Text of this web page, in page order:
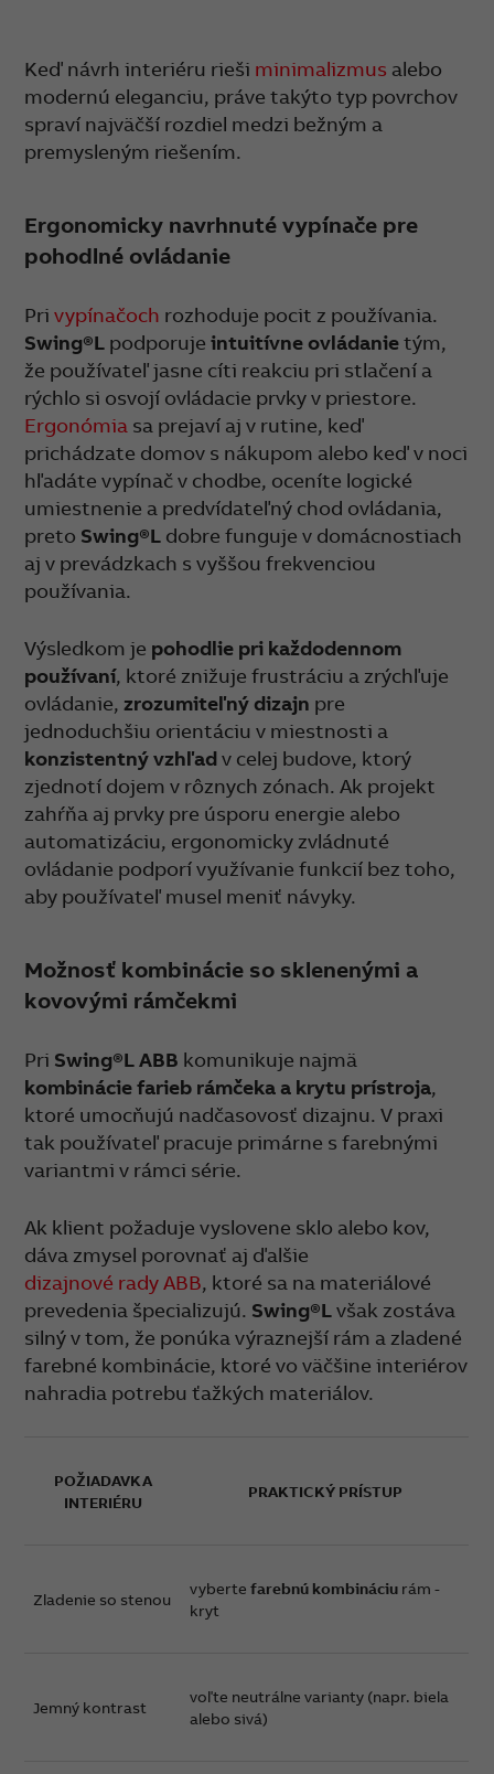
Keď návrh interiéru rieši minimalizmus alebo
modernú eleganciu, práve takýto typ povrchov
spraví najväčší rozdiel medzi bežným a
premysleným riešením.
Ergonomicky navrhnuté vypínače pre
pohodlné ovládanie
Privypínačoch rozhoduje pocit z používania.
Swing®L podporujeintuitívne ovládanietým,
že používateľ jasne cíti reakciu pri stlačení a
rýchlo si osvojí ovládacie prvky v priestore.
Ergonómia sa prejaví aj v rutine, keď
prichádzate domov s nákupom alebo keď v noci
hľadáte vypínač v chodbe, oceníte logické
umiestnenie a predvídateľný chod ovládania,
preto Swing®L dobre funguje v domácnostiach
aj v prevádzkach s vyššou frekvenciou
používania.
Výsledkom je pohodlie pri každodennom
používaní, ktoré znižuje frustráciu a zrýchľuje
ovládanie,zrozumiteľný dizajn pre
jednoduchšiu orientáciu v miestnosti a
konzistentný vzhľadv celej budove, ktorý
zjednotí dojem v rôznych zónach. Ak projekt
zahŕňa aj prvky pre úsporu energie alebo
automatizáciu, ergonomicky zvládnuté
ovládanie podporí využívanie funkcií bez toho,
aby používateľ musel meniť návyky.
Možnosť kombinácie so sklenenými a
kovovými rámčekmi
Pri Swing®L ABB komunikuje najmä
kombinácie farieb rámčeka a krytu prístroja,
ktoré umocňujú nadčasovosť dizajnu. V praxi
tak používateľ pracuje primárne s farebnými
variantmi v rámci série.
Ak klient požaduje vyslovene sklo alebo kov,
dáva zmysel porovnať aj ďalšie
dizajnové rady ABB, ktoré sa na materiálové
prevedenia špecializujú. Swing®Lvšak zostáva
silný v tom, že ponúka výraznejší rám a zladené
farebné kombinácie, ktoré vo väčšine interiérov
nahradia potrebu ťažkých materiálov.
POŽIADAVKA
INTERIÉRU
PRAKTICKÝ PRÍSTUP
Zladenie so stenou
vyberte farebnú kombináciurám -
kryt
Jemný kontrast
voľte neutrálne varianty (napr. biela
alebo sivá)